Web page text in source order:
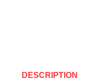
DESCRIPTION